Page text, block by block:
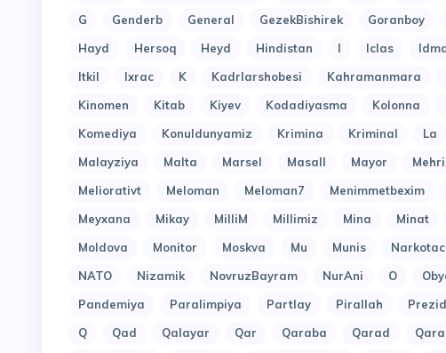
G
Genderb General GezekBishirek Goranboy
Hayd
Hersoq Heyd Hindistan I Iclas
Itkil
Ixrac K Kadrlarshobesi Kahramanmara
Kinomen
Kitab Kiyev Kodadiyasma Kolonna
Komediya
Konuldunyamiz Krimina Kriminal La
Malayziya
Malta Marsel Masall Mayor
Meliorativt
Meloman Meloman7 Menimmetbexim
Meyxana
Mikay MilliM Millimiz Mina Minat
Moldova
Monitor Moskva Mu Munis
NATO
Nizamik NovruzBayram NurAni O
Pandemiya
Paralimpiya Partlay Pirallah
Q
Qad Qalayar Qar Qaraba Qarad